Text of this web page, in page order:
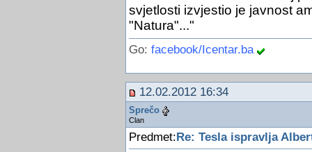
svjetlosti izvjestio je javnost
"Natura"..."
Go: facebook/Icentar.ba
12.02.2012 16:34
Sprečo
Clan
Predmet:Re: Tesla ispravlja